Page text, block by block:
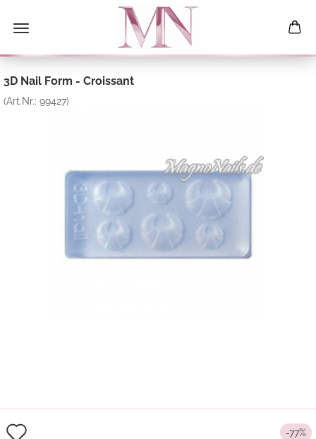
3D Nail Form - Croissant
(Art.Nr.: 99427)
-77%